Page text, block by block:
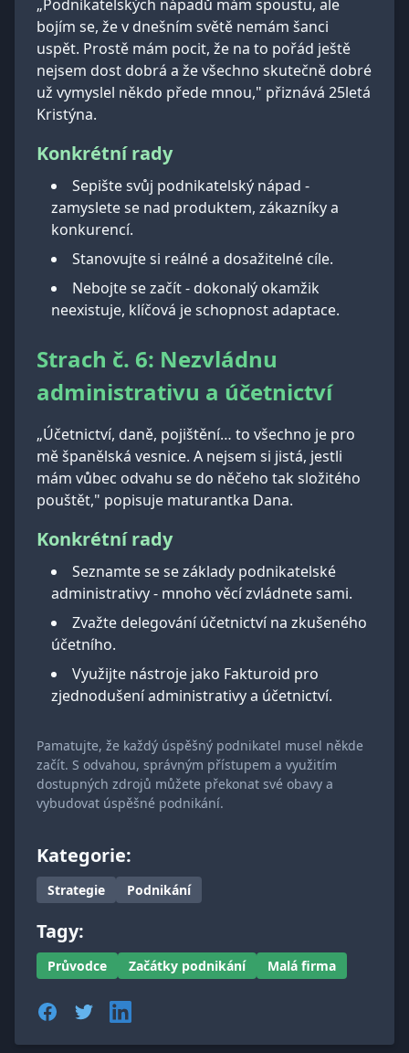
„Podnikatelských nápadů mám spoustu, ale
bojím se, že v dnešním světě nemám šanci
uspět. Prostě mám pocit, že na to pořád ještě
nejsem dost dobrá a že všechno skutečně dobré
už vymyslel někdo přede mnou," přiznává 25letá
Kristýna.
Konkrétní rady
Sepište svůj podnikatelský nápad -
zamyslete se nad produktem, zákazníky a
konkurencí.
Stanovujte si reálné a dosažitelné cíle.
Nebojte se začít - dokonalý okamžik
neexistuje, klíčová je schopnost adaptace.
Strach č. 6: Nezvládnu
administrativu a účetnictví
„Účetnictví, daně, pojištění… to všechno je pro
mě španělská vesnice. A nejsem si jistá, jestli
mám vůbec odvahu se do něčeho tak složitého
pouštět," popisuje maturantka Dana.
Konkrétní rady
Seznamte se se základy podnikatelské
administrativy - mnoho věcí zvládnete sami.
Zvažte delegování účetnictví na zkušeného
účetního.
Využijte nástroje jako Fakturoid pro
zjednodušení administrativy a účetnictví.
Pamatujte, že každý úspěšný podnikatel musel někde
začít. S odvahou, správným přístupem a využitím
dostupných zdrojů můžete překonat své obavy a
vybudovat úspěšné podnikání.
Kategorie:
Strategie Podnikání
Tagy:
Průvodce Začátky podnikání Malá firma